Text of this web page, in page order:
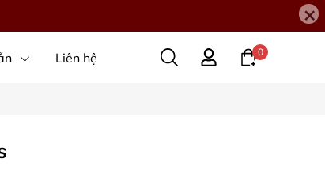
×
Liên hệ 0